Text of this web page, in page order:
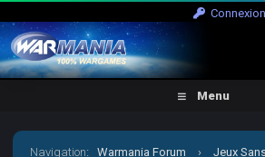
Connexion
Menu
Navigation:Warmania Forum › Jeux